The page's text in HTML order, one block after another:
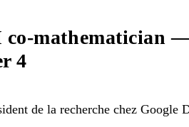
co-mathematician
4
de la recherche chez Google